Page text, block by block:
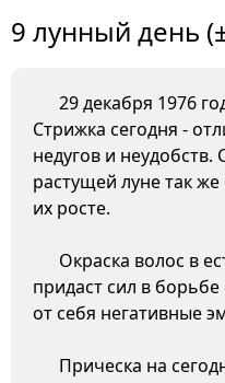
9 лунный день
29 декабря 1976
Стрижка сегодня -
недугов и
растущей луне так
их росте.
Окраска волос в
придаст сил в борьбе
от себя негативные
Прическа на